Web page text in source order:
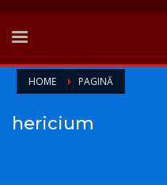
HOME PAGINĂ
hericium